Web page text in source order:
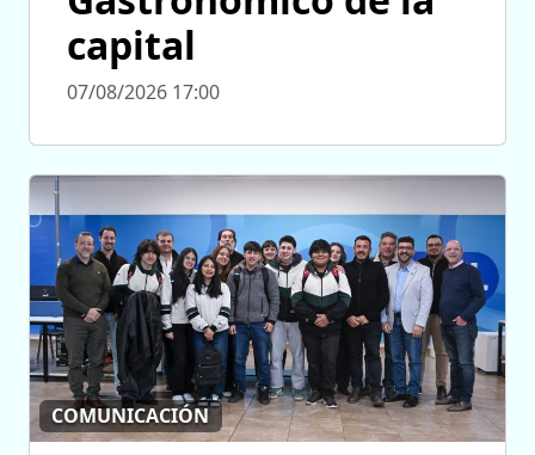
capital
07/08/2026 17:00
COMUNICACIÓN